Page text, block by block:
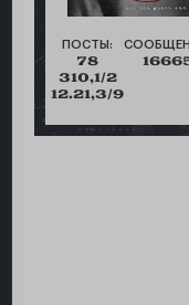
ПОСТЫ:
78
310,1/2
12.21,3/9